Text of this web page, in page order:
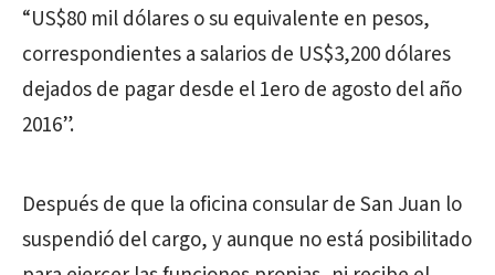
“US$80 mil dólares o su equivalente en pesos,
correspondientes a salarios de US$3,200 dólares
dejados de pagar desde el 1ero de agosto del año
2016”.
Después de que la oficina consular de San Juan lo
suspendió del cargo, y aunque no está posibilitado